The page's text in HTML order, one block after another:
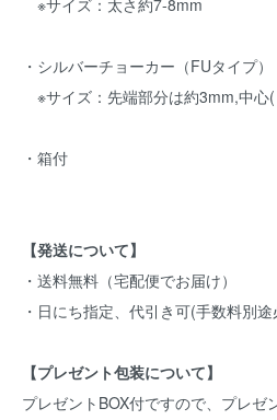
※サイズ：太さ約7-8mm
・シルバーチョーカー（FUタイプ）
※サイズ：先端部分は約3mm,中心
・箱付
【発送について】
・送料無料（宅配便でお届け）
・日にち指定、代引き可(手数料別途
【プレゼント包装について】
プレゼントBOX付ですので、プレゼ